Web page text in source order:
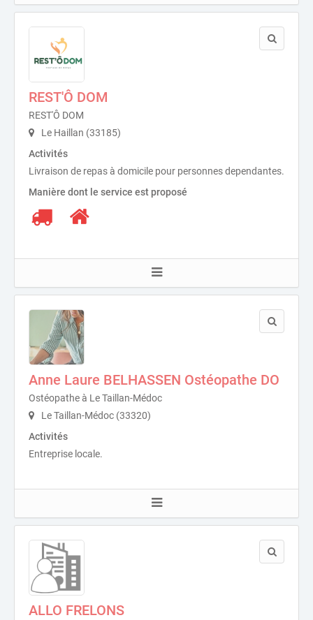
REST'Ô DOM
REST'Ô DOM
Le Haillan (33185)
Activités
Livraison de repas à domicile pour personnes dependantes.
Manière dont le service est proposé
Anne Laure BELHASSEN Ostéopathe DO
Ostéopathe à Le Taillan-Médoc
Le Taillan-Médoc (33320)
Activités
Entreprise locale.
ALLO FRELONS